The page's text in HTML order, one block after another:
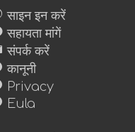
साइन इन करें
सहायता मांगें
संपर्क करें
कानूनी
Privacy
Eula